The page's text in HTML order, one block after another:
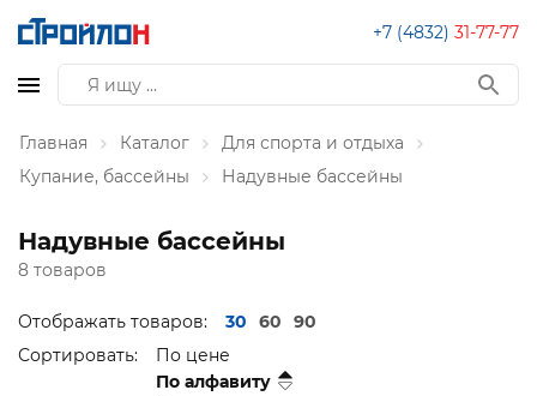
+7 (4832) 31-77-77
Главная Каталог
Для спорта и отдыха
Купание, бассейны
Надувные бассейны
Надувные бассейны
8 товаров
Отображать товаров: 30 60
90
Сортировать:
По цене
По алфавиту